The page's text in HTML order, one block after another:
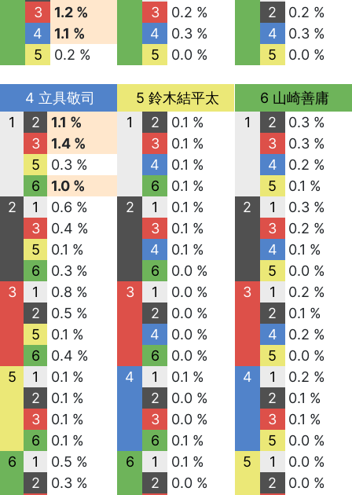
3
1.2 %
4
1.1 %
5
0.2 %
3
0.2 %
4
0.3 %
5
0.0 %
2
0.2 %
4
0.3 %
5
0.0 %
4 立具敬司
1
2
1.1 %
3
1.4 %
5
0.3 %
6
1.0 %
2
1
0.6 %
3
0.4 %
5
0.1 %
6
0.3 %
3
1
0.8 %
2
0.5 %
5
0.1 %
6
0.4 %
5
1
0.1 %
2
0.1 %
3
0.1 %
6
0.1 %
6
1
0.5 %
2
0.3 %
5 鈴木結平太
1
2
0.1 %
3
0.1 %
4
0.1 %
6
0.1 %
2
1
0.1 %
3
0.1 %
4
0.1 %
6
0.0 %
3
1
0.0 %
2
0.0 %
4
0.0 %
6
0.0 %
4
1
0.1 %
2
0.0 %
3
0.0 %
6
0.1 %
6
1
0.1 %
2
0.0 %
6 山崎善庸
1
2
0.3 %
3
0.3 %
4
0.2 %
5
0.1 %
2
1
0.3 %
3
0.2 %
4
0.1 %
5
0.0 %
3
1
0.2 %
2
0.1 %
4
0.2 %
5
0.0 %
4
1
0.2 %
2
0.1 %
3
0.1 %
5
0.0 %
5
1
0.0 %
2
0.0 %